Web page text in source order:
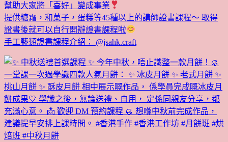
幫助大家將「喜好」變成事業
提供糖霜，和菓子，蛋糕等45種以上的講師證書課程～ 取得
證書後就可以自行開辦證書課程啦
手工藝類證書課程介紹： @jsahk.craft